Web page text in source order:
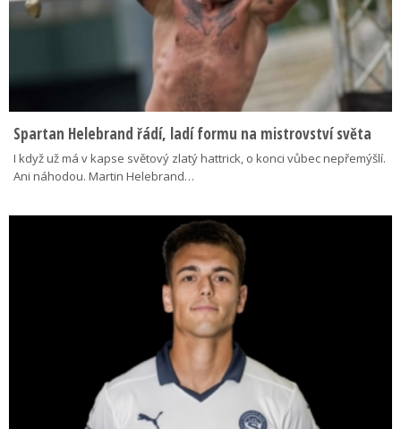
Spartan Helebrand řádí, ladí formu na mistrovství světa
I když už má v kapse světový zlatý hattrick, o konci vůbec nepřemýšlí.
Ani náhodou. Martin Helebrand…